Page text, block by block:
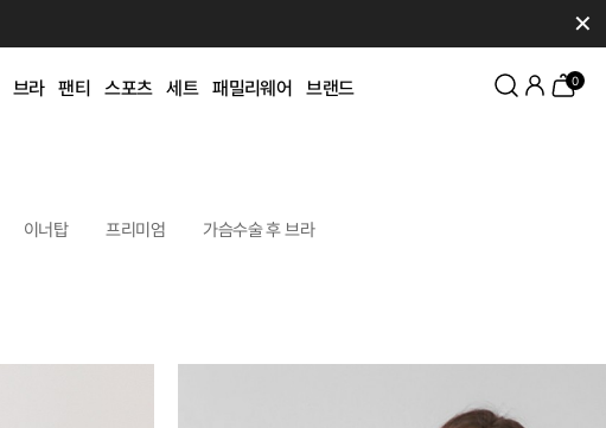
✕
브라 팬티 스포츠 세트 패밀리웨어 브랜드 0
이너탑 프리미엄 가슴수술 후 브라